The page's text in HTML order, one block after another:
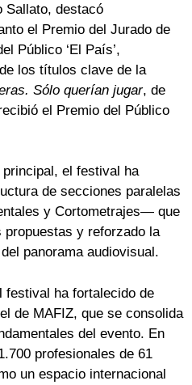
Sallato, destacó
el Premio del Jurado de
Público ‘El País’,
los títulos clave de la
Sólo querían jugar, de
el Premio del Público
el festival ha
de secciones paralelas
y Cortometrajes— que
propuestas y reforzado la
panorama audiovisual.
festival ha fortalecido de
de MAFIZ, que se consolida
del evento. En
profesionales de 61
un espacio internacional